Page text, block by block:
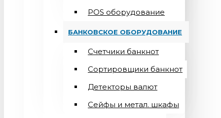
POS оборудование
БАНКОВСКОЕ ОБОРУДОВАНИЕ
Счетчики банкнот
Сортировщики банкнот
Детекторы валют
Сейфы и метал. шкафы